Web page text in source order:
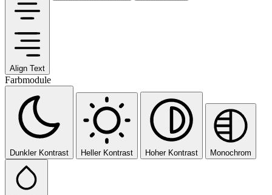
Align Text
Farbmodule
Dunkler Kontrast Heller Kontrast Hoher Kontrast Monochrom